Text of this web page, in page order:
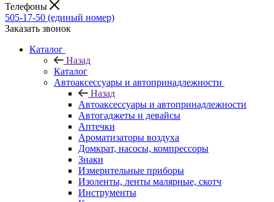
Телефоны
505-17-50 (единый номер)
Заказать звонок
Каталог
Назад
Каталог
Автоаксессуары и автопринадлежности
Назад
Автоаксессуары и автопринадлежности
Автогаджеты и девайсы
Аптечки
Ароматизаторы воздуха
Домкрат, насосы, компрессоры
Знаки
Измерительные приборы
Изоленты, ленты малярные, скотч
Инструменты